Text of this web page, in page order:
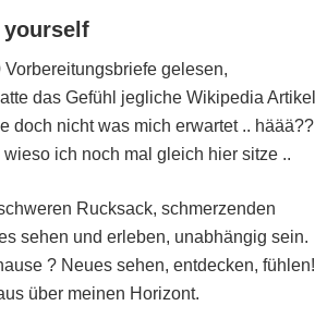
yourself
gelesen,
das Gefühl jegliche Wikipedia Artikel
nicht was mich erwartet .. häää??
ich noch mal gleich hier sitze ..
Rucksack, schmerzenden
sehen und erleben, unabhängig sein.
? Neues sehen, entdecken, fühlen!
über meinen Horizont.